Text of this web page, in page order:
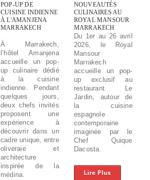
POP-UP DE
CUISINE INDIENNE
À L'AMANJENA
MARRAKECH
À Marrakech,
l’hôtel Amanjena
accueille un pop-
up culinaire dédié
à la cuisine
indienne. Pendant
quelques jours,
deux chefs invités
proposent une
expérience à
découvrir dans un
cadre unique, entre
oliveraie et
architecture
inspirée de la
médina.
NOUVEAUTÉS
CULINAIRES AU
ROYAL MANSOUR
MARRAKECH
Du 1er au 26 avril
2026, le Royal
Mansour
Marrakech
accueille un pop-
up exclusif au
restaurant Le
Jardin, autour de
la cuisine
espagnole
contemporaine
imaginée par le
Chef Quique
Dacosta.
Lire Plus